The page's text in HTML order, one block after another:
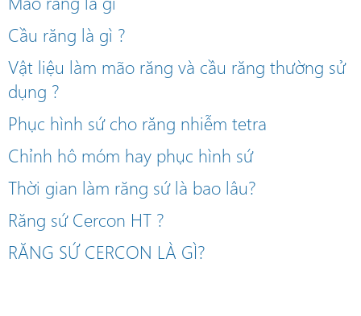
Cầu răng là gì ?
Vật liệu làm mão răng và cầu răng thường sử
dụng ?
Phục hình sứ cho răng nhiễm tetra
Chỉnh hô móm hay phục hình sứ
Thời gian làm răng sứ là bao lâu?
Răng sứ Cercon HT ?
RĂNG SỨ CERCON LÀ GÌ?